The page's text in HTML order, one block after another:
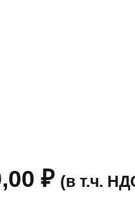
₽ (в т.ч.